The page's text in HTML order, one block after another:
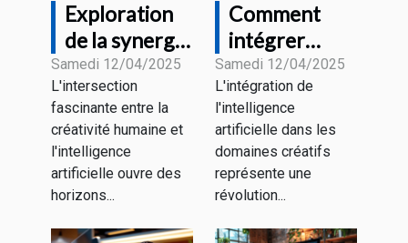
Exploration
de la synergie
entre
créativité
humaine et
génération
d'images par
IA
Samedi 12/04/2025
L'intersection
fascinante entre la
créativité humaine et
l'intelligence
artificielle ouvre des
horizons...
Comment
intégrer
l'intelligence
artificielle
dans votre
processus
créatif
artistique
Samedi 12/04/2025
L'intégration de
l'intelligence
artificielle dans les
domaines créatifs
représente une
révolution...